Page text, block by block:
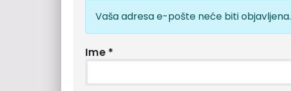
Vaša adresa e-pošte neće biti objavljena.
Ime *